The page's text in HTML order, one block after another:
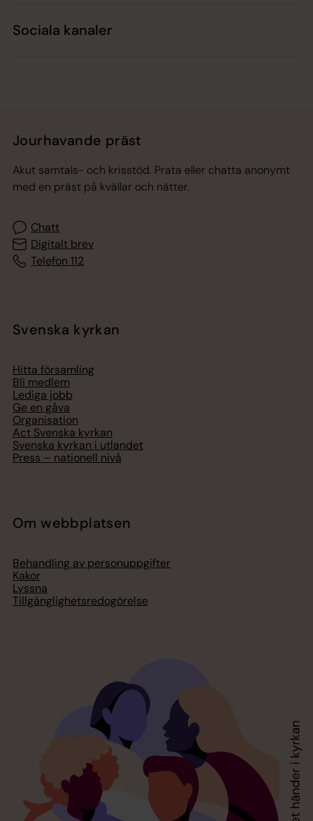
Sociala kanaler
Jourhavande präst
Akut samtals- och krisstöd. Prata eller chatta anonymt
med en präst på kvällar och nätter.
Chatt
Digitalt brev
Telefon 112
Svenska kyrkan
Hitta församling
Bli medlem
Lediga jobb
Ge en gåva
Organisation
Act Svenska kyrkan
Svenska kyrkan i utlandet
Press – nationell nivå
Om webbplatsen
Behandling av personuppgifter
Kakor
Lyssna
Tillgänglighetsredogörelse